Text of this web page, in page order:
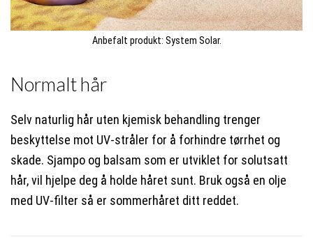
Anbefalt produkt: System Solar.
Normalt hår
Selv naturlig hår uten kjemisk behandling trenger
beskyttelse mot UV-stråler for å forhindre tørrhet og
skade. Sjampo og balsam som er utviklet for solutsatt
hår, vil hjelpe deg å holde håret sunt. Bruk også en olje
med UV-filter så er sommerhåret ditt reddet.